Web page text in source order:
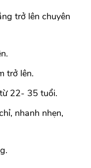
trở lên chuyên
trở lên.
22- 35 tuổi.
nhanh nhẹn,